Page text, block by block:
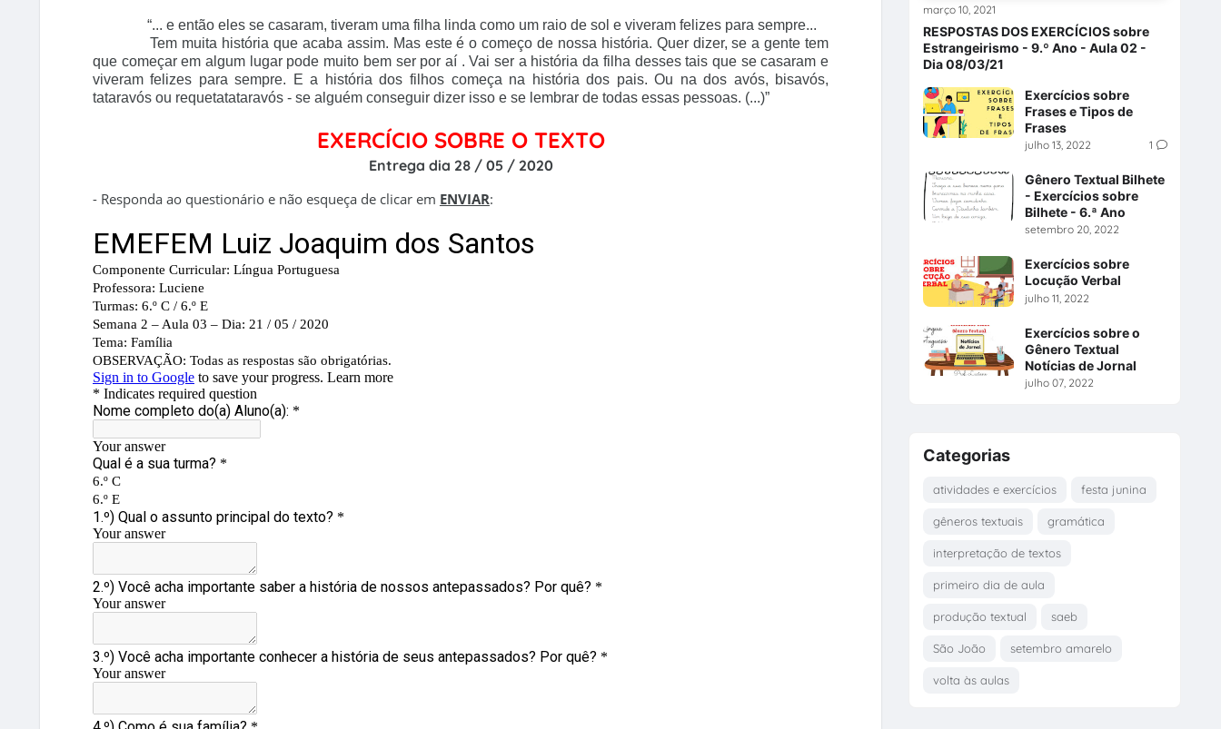
“... e então eles se casaram, tiveram uma filha linda como um raio de sol e viveram felizes para sempre...
Tem muita história que acaba assim. Mas este é o começo de nossa história. Quer dizer, se a gente tem
que começar em algum lugar pode muito bem ser por aí . Vai ser a história da filha desses tais que se casaram e
viveram felizes para sempre. E a história dos filhos começa na história dos pais. Ou na dos avós, bisavós,
tataravós ou requetatataravós - se alguém conseguir dizer isso e se lembrar de todas essas pessoas. (...)”​
EXERCÍCIO SOBRE O TEXTO
Entrega dia 28 / 05 / 2020
- Responda ao questionário e não esqueça de clicar em ENVIAR:
RESPOSTAS DOS EXERCÍCIOS sobre
Estrangeirismo - 9.º Ano - Aula 02 -
Dia 08/03/21
março 10, 2021
Exercícios sobre
Frases e Tipos de
Frases
julho 13, 2022 1
Gênero Textual Bilhete
- Exercícios sobre
Bilhete - 6.ª Ano
setembro 20, 2022
Exercícios sobre
Locução Verbal
julho 11, 2022
Exercícios sobre o
Gênero Textual
Notícias de Jornal
julho 07, 2022
Categorias
atividades e exercícios festa junina
gêneros textuais gramática
interpretação de textos
primeiro dia de aula
produção textual saeb
São João setembro amarelo
volta às aulas